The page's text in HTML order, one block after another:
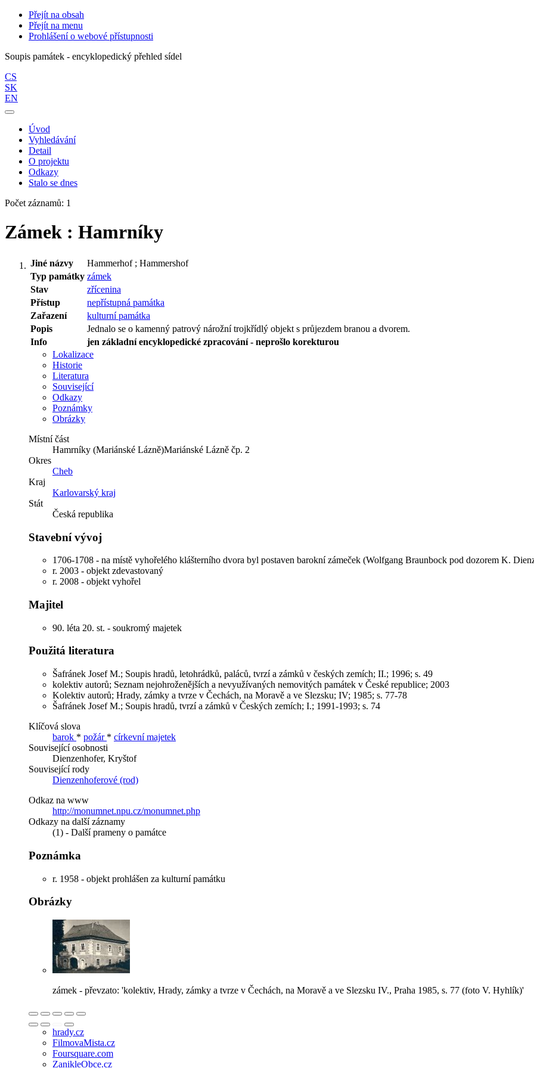
Přejít na obsah
Přejít na menu
Prohlášení o webové přístupnosti
Soupis památek - encyklopedický přehled sídel
CS
SK
EN
Úvod
Vyhledávání
Detail
O projektu
Odkazy
Stalo se dnes
Počet záznamů: 1
Zámek : Hamrníky
Jiné názvy
Hammerhof ; Hammershof
Typ památky zámek
Stav
zřícenina
Přístup
nepřístupná památka
Zařazení
kulturní památka
Popis
Jednalo se o kamenný patrový nárožní trojkřídlý objekt s průjezdem branou a dvorem.
Info
jen základní encyklopedické zpracování - neprošlo korekturou
Lokalizace
Historie
Literatura
Související
Odkazy
Poznámky
Obrázky
Místní část
Hamrníky (Mariánské Lázně)Mariánské Lázně čp. 2
Okres
Cheb
Kraj
Karlovarský kraj
Stát
Česká republika
Stavební vývoj
1706-1708 - na místě vyhořelého klášterního dvora byl postaven barokní zámeček (Wolfgang Braunbock pod dozorem K.
r. 2003 - objekt zdevastovaný
r. 2008 - objekt vyhořel
Majitel
90. léta 20. st. - soukromý majetek
Použitá literatura
Šafránek Josef M.; Soupis hradů, letohrádků, paláců, tvrzí a zámků v českých zemích; II.; 1996; s. 49
kolektiv autorů; Seznam nejohroženějších a nevyužívaných nemovitých památek v České republice; 2003
Kolektiv autorů; Hrady, zámky a tvrze v Čechách, na Moravě a ve Slezsku; IV; 1985; s. 77-78
Šafránek Josef M.; Soupis hradů, tvrzí a zámků v Českých zemích; I.; 1991-1993; s. 74
Klíčová slova
barok * požár * církevní majetek
Související osobnosti
Dienzenhofer, Kryštof
Související rody
Dienzenhoferové (rod)
Odkaz na www
http://monumnet.npu.cz/monumnet.php
Odkazy na další záznamy
(1) - Další prameny o památce
Poznámka
r. 1958 - objekt prohlášen za kulturní památku
Obrázky
zámek - převzato: 'kolektiv, Hrady, zámky a tvrze v Čechách, na Moravě a ve Slezsku IV., Praha 1985, s. 77 (foto V. Hyhlík)'
hrady.cz
FilmovaMista.cz
Foursquare.com
ZanikleObce.cz